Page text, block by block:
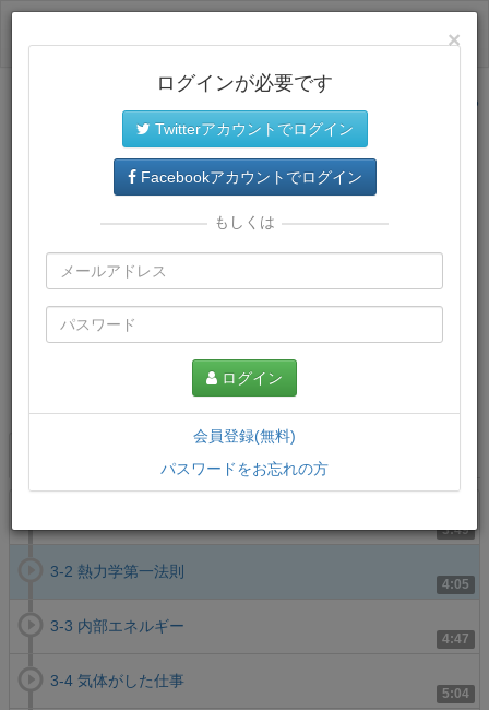
サイトトップに戻る
3:49
4:05
3-2 熱力学第一法則
4:47
3-3 内部エネルギー
5:04
3-4 気体がした仕事
×
ログインが必要です
Twitterアカウントでログイン
Facebookアカウントでログイン
もしくは
ログイン
会員登録(無料)
パスワードをお忘れの方